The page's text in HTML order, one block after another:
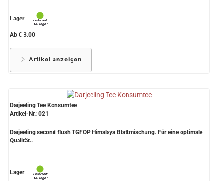
Lager
Ab € 3.00
Artikel anzeigen
Darjeeling Tee Konsumtee
Artikel-Nr.: 021
Darjeeling second flush TGFOP Himalaya Blattmischung. Für eine optimale
Qualität..
Lager